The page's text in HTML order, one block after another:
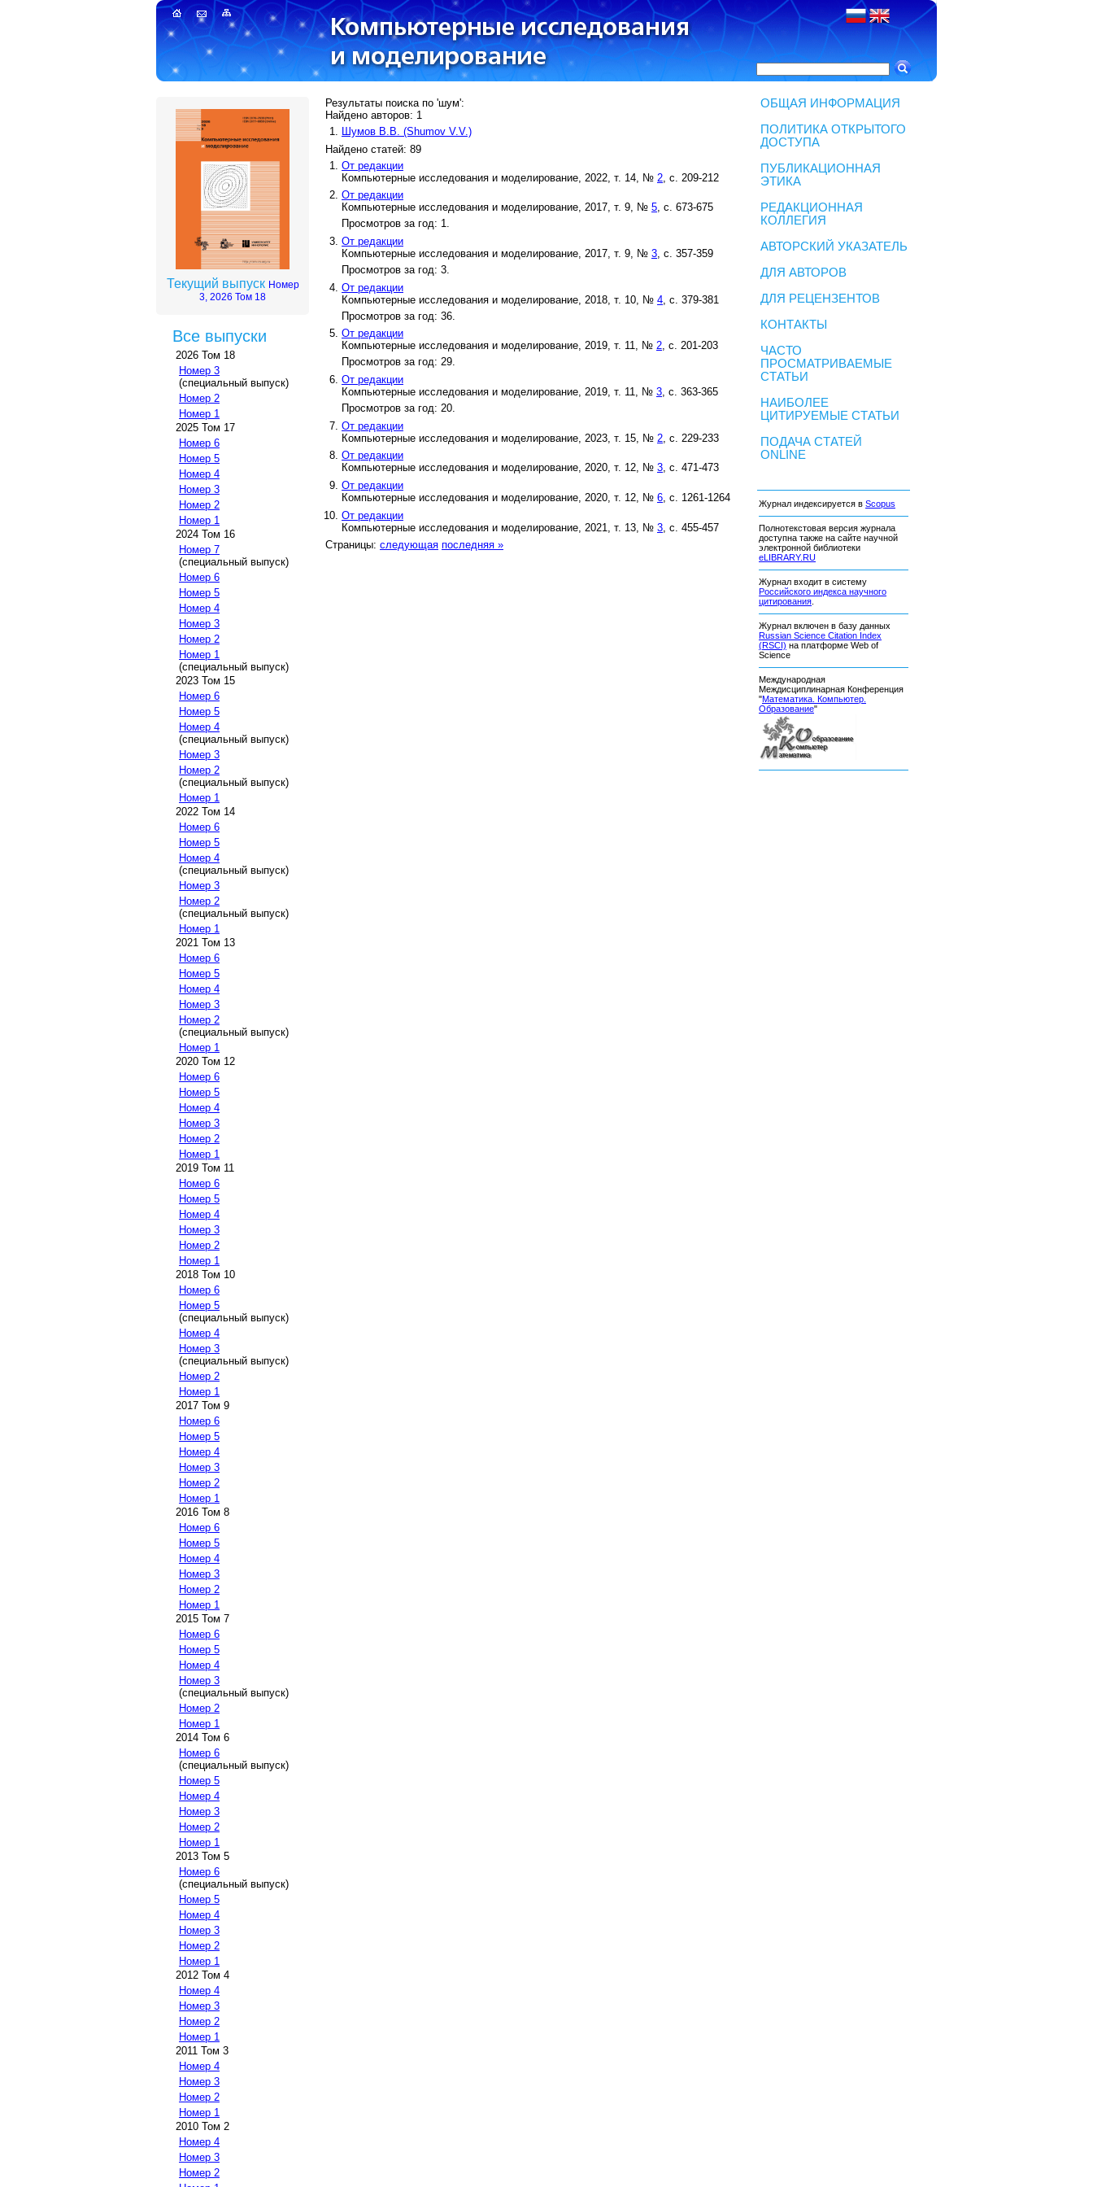
Текущий выпуск Номер
3, 2026 Том 18
Все выпуски
2026 Том 18
Номер 3
(специальный выпуск)
Номер 2
Номер 1
2025 Том 17
Номер 6
Номер 5
Номер 4
Номер 3
Номер 2
Номер 1
2024 Том 16
Номер 7
(специальный выпуск)
Номер 6
Номер 5
Номер 4
Номер 3
Номер 2
Номер 1
(специальный выпуск)
2023 Том 15
Номер 6
Номер 5
Номер 4
(специальный выпуск)
Номер 3
Номер 2
(специальный выпуск)
Номер 1
2022 Том 14
Номер 6
Номер 5
Номер 4
(специальный выпуск)
Номер 3
Номер 2
(специальный выпуск)
Номер 1
2021 Том 13
Номер 6
Номер 5
Номер 4
Номер 3
Номер 2
(специальный выпуск)
Номер 1
2020 Том 12
Номер 6
Номер 5
Номер 4
Номер 3
Номер 2
Номер 1
2019 Том 11
Номер 6
Номер 5
Номер 4
Номер 3
Номер 2
Номер 1
2018 Том 10
Номер 6
Номер 5
(специальный выпуск)
Номер 4
Номер 3
(специальный выпуск)
Номер 2
Номер 1
2017 Том 9
Номер 6
Номер 5
Номер 4
Номер 3
Номер 2
Номер 1
2016 Том 8
Номер 6
Номер 5
Номер 4
Номер 3
Номер 2
Номер 1
2015 Том 7
Номер 6
Номер 5
Номер 4
Номер 3
(специальный выпуск)
Номер 2
Номер 1
2014 Том 6
Номер 6
(специальный выпуск)
Номер 5
Номер 4
Номер 3
Номер 2
Номер 1
2013 Том 5
Номер 6
(специальный выпуск)
Номер 5
Номер 4
Номер 3
Номер 2
Номер 1
2012 Том 4
Номер 4
Номер 3
Номер 2
Номер 1
2011 Том 3
Номер 4
Номер 3
Номер 2
Номер 1
2010 Том 2
Номер 4
Номер 3
Номер 2
Результаты поиска по 'шум':
Найдено авторов: 1
Шумов В.В. (Shumov V.V.)
Найдено статей: 89
От редакции
Компьютерные исследования и моделирование, 2022, т. 14, № 2 , с. 209-212
От редакции
Компьютерные исследования и моделирование, 2017, т. 9, № 5, с. 673-675
Просмотров за год: 1.
От редакции
Компьютерные исследования и моделирование, 2017, т. 9, № 3 , с. 357-359
Просмотров за год: 3.
От редакции
Компьютерные исследования и моделирование, 2018, т. 10, № 4 , с. 379-381
Просмотров за год: 36.
От редакции
Компьютерные исследования и моделирование, 2019, т. 11, № 2, с. 201-203
Просмотров за год: 29.
От редакции
Компьютерные исследования и моделирование, 2019, т. 11, № 3 , с. 363-365
Просмотров за год: 20.
От редакции
Компьютерные исследования и моделирование, 2023, т. 15, № 2 , с. 229-233
От редакции
Компьютерные исследования и моделирование, 2020, т. 12, № 3, с. 471-473
От редакции
Компьютерные исследования и моделирование, 2020, т. 12, № 6 , с. 1261-1264
От редакции
Компьютерные исследования и моделирование, 2021, т. 13, № 3 , с. 455-457
Страницы: следующая последняя »
ОБЩАЯ ИНФОРМАЦИЯ
ПОЛИТИКА ОТКРЫТОГО
ДОСТУПА
ПУБЛИКАЦИОННАЯ
ЭТИКА
РЕДАКЦИОННАЯ
КОЛЛЕГИЯ
АВТОРСКИЙ УКАЗАТЕЛЬ
ДЛЯ АВТОРОВ
ДЛЯ РЕЦЕНЗЕНТОВ
КОНТАКТЫ
ЧАСТО
ПРОСМАТРИВАЕМЫЕ
СТАТЬИ
НАИБОЛЕЕ
ЦИТИРУЕМЫЕ СТАТЬИ
ПОДАЧА СТАТЕЙ
ONLINE
Журнал индексируется в Scopus
Полнотекстовая версия журнала
доступна также на сайте научной
электронной библиотеки
eLIBRARY.RU
Журнал входит в систему
Российского индекса научного
цитирования
Журнал включен в базу данных
Russian Science Citation Index
(RSCI) на платформе Web of
Science
Международная
Междисциплинарная Конференция
"Математика. Компьютер.
Образование"